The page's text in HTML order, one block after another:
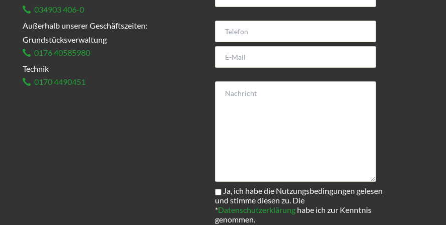
034903 406-0
Außerhalb unserer Geschäftszeiten:
Grundstücksverwaltung
0176 40585980
Technik
0170 4490451
Pflichtfeld
Ja, ich habe die Nutzungsbedingungen gelesen
und stimme diesen zu. Die
*Datenschutzerklärunghabe ich zur Kenntnis
genommen.